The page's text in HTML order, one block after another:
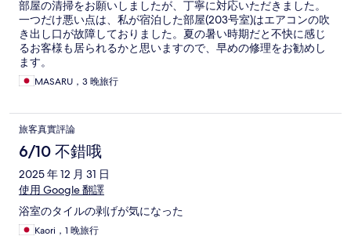
部屋の清掃をお願いしましたが、丁寧に対応いただきました。
一つだけ悪い点は、私が宿泊した部屋(203号室)はエアコンの吹
き出し口が故障しておりました。夏の暑い時期だと不快に感じ
るお客様も居られるかと思いますので、早めの修理をお勧めし
ます。
MASARU，3 晚旅行
旅客真實評論
6/10 不錯哦
2025 年 12 月 31 日
使用 Google 翻譯
浴室のタイルの剥げが気になった
Kaori，1 晚旅行